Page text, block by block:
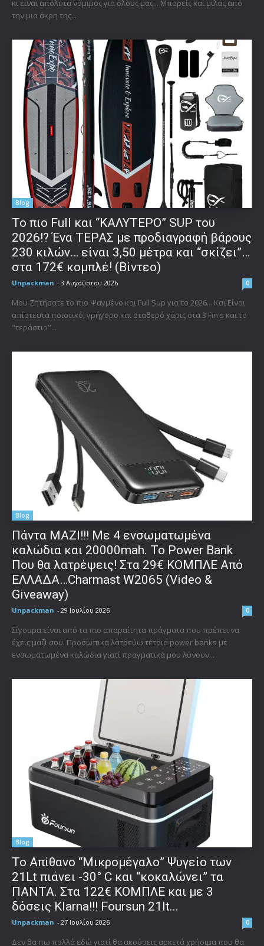
κι είναι απόλυτα νόμιμος για όλους μας... Μπορείς και μιλάς από
την μια άκρη της...
Blog
To πιο Full και “ΚΑΛΥΤΕΡΟ” SUP του
2026!? Ένα ΤΕΡΑΣ με προδιαγραφή βάρους
230 κιλών… είναι 3,50 μέτρα και “σκίζει”…
στα 172€ κομπλέ! (Βίντεο)
Unpackman - 3 Αυγούστου 2026 0
Μου Ζητήσατε το πιο Ψαγμένο και Full Sup για το 2026... Και Είναι
απίστευτα ποιοτικό, γρήγορο και σταθερό χάρις στα 3 Fin's και το
"τεράστιο"...
Blog
Πάντα ΜΑΖΙ!!! Με 4 ενσωματωμένα
καλώδια και 20000mah. Το Power Bank
Που θα λατρέψεις! Στα 29€ ΚΟΜΠΛΕ Από
ΕΛΛΑΔΑ…Charmast W2065 (Video &
Giveaway)
Unpackman - 29 Ιουλίου 2026 0
Σίγουρα είναι από τα πιο απαραίτητα πράγματα που πρέπει να
έχεις μαζί σου. Προσωπικά λατρεύω τέτοια power banks με
ενσωματωμένα καλώδια γιατί πραγματικά μου λύνουν...
Blog
Το Απίθανο “Μικρομέγαλο” Ψυγείο των
21Lt πιάνει -30° C και “κοκαλώνει” τα
ΠΑΝΤΑ. Στα 122€ ΚΟΜΠΛΕ και με 3
δόσεις Klarna!!! Foursun 21lt...
Unpackman - 27 Ιουλίου 2026 0
Δεν θα πω πολλά εδώ γιατί θα ακούσεις αρκετά χρήσιμα που θα